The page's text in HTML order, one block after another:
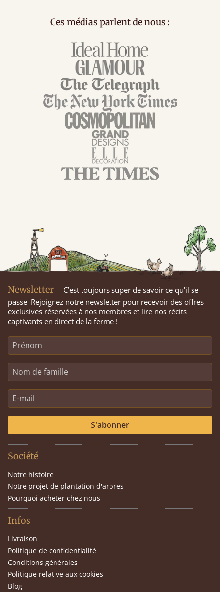
Ces médias parlent de nous :
Newsletter
C’est toujours super de savoir ce qu'il se
passe. Rejoignez notre newsletter pour recevoir des offres
exclusives réservées à nos membres et lire nos récits
captivants en direct de la ferme !
S'abonner
Société
Notre histoire
Notre projet de plantation d'arbres
Pourquoi acheter chez nous
Infos
Livraison
Politique de confidentialité
Conditions générales
Politique relative aux cookies
Blog